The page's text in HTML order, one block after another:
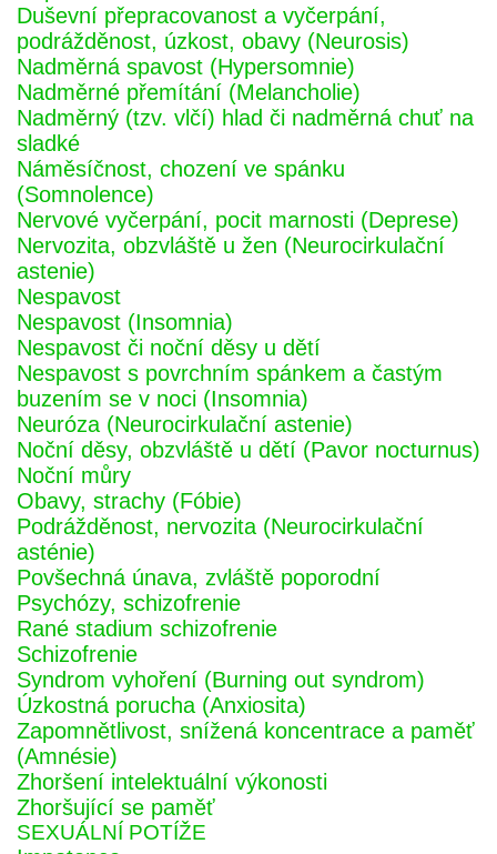
Duševní přepracovanost a vyčerpání,
podrážděnost, úzkost, obavy (Neurosis)
Nadměrná spavost (Hypersomnie)
Nadměrné přemítání (Melancholie)
Nadměrný (tzv. vlčí) hlad či nadměrná chuť na
sladké
Náměsíčnost, chození ve spánku
(Somnolence)
Nervové vyčerpání, pocit marnosti (Deprese)
Nervozita, obzvláště u žen (Neurocirkulační
astenie)
Nespavost
Nespavost (Insomnia)
Nespavost či noční děsy u dětí
Nespavost s povrchním spánkem a častým
buzením se v noci (Insomnia)
Neuróza (Neurocirkulační astenie)
Noční děsy, obzvláště u dětí (Pavor nocturnus)
Noční můry
Obavy, strachy (Fóbie)
Podrážděnost, nervozita (Neurocirkulační
asténie)
Povšechná únava, zvláště poporodní
Psychózy, schizofrenie
Rané stadium schizofrenie
Schizofrenie
Syndrom vyhoření (Burning out syndrom)
Úzkostná porucha (Anxiosita)
Zapomnětlivost, snížená koncentrace a paměť
(Amnésie)
Zhoršení intelektuální výkonosti
Zhoršující se paměť
SEXUÁLNÍ POTÍŽE